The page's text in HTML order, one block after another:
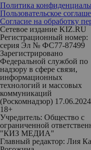
Политика
Пользовательское
Согласие на обработку
Сетевое издание KIZ.RU
Регистрационный номер:
серия Эл № ФС77-87499
Зарегистрировано
Федеральной службой по
надзору в сфере связи,
информационных
технологий и массовых
коммуникаций
(Роскомнадзор) 17.06.2024
18+
Учредитель: Общество с
ограниченной
"КИЗ МЕДИА"
Главный редактор: Лия